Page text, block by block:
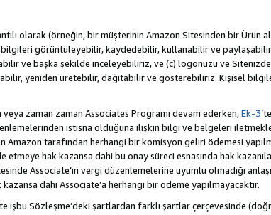
olarak (örneğin, bir müşterinin Amazon Sitesinden bir Ürün
görüntüleyebilir, kaydedebilir, kullanabilir ve
ve başka şekilde inceleyebiliriz, ve (c) logonuzu ve Sitenizde
yeniden üretebilir, dağıtabilir ve gösterebiliriz. Kişisel
veya zaman zaman Associates Programı devam ederken,Ek-3
istisna olduğuna ilişkin bilgi ve belgeleri
tarafından herhangi bir komisyon geliri ödemesi
hak kazansa dahi bu onay süreci esnasında hak
Associate’ın vergi düzenlemelerine uyumlu olmadığı
dahi Associate’a herhangi bir ödeme yapılmayacaktır.
işbu Sözleşme’deki şartlardan farklı şartlar çerçevesinde